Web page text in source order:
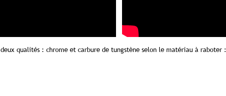
qualités : chrome et carbure de tungstène selon le matériau à raboter :